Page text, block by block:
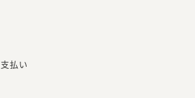
払い